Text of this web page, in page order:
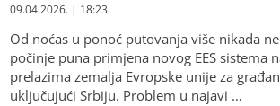
09.04.2026. | 18:23
Od noćas u ponoć putovanja više nikada
počinje puna primjena novog EES sistema
prelazima zemalja Evropske unije za
uključujući Srbiju. Problem u najavi …